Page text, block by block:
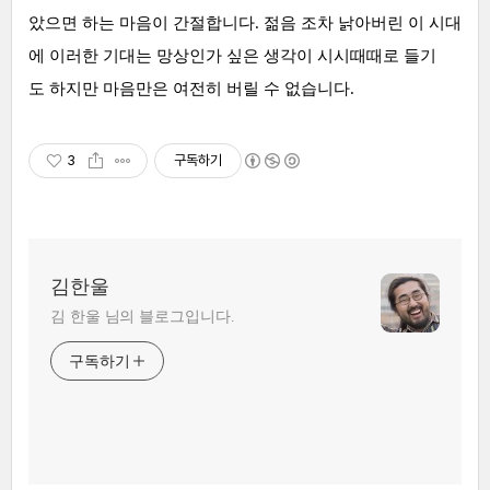
았으면 하는 마음이 간절합니다. 젊음 조차 낡아버린 이 시대
에 이러한 기대는 망상인가 싶은 생각이 시시때때로 들기
도 하지만 마음만은 여전히 버릴 수 없습니다.
3 구독하기
김한울
김 한울 님의 블로그입니다.
구독하기